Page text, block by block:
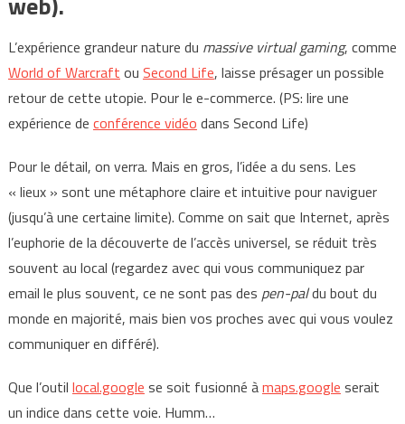
L’expérience grandeur nature du massive virtual gaming, comme
World of Warcraft ou Second Life, laisse présager un possible
retour de cette utopie. Pour le e-commerce. (PS: lire une
expérience de conférence vidéo dans Second Life)
Pour le détail, on verra. Mais en gros, l’idée a du sens. Les
« lieux » sont une métaphore claire et intuitive pour naviguer
(jusqu’à une certaine limite). Comme on sait que Internet, après
l’euphorie de la découverte de l’accès universel, se réduit très
souvent au local (regardez avec qui vous communiquez par
email le plus souvent, ce ne sont pas des pen-paldu bout du
monde en majorité, mais bien vos proches avec qui vous voulez
communiquer en différé).
Que l’outil local.google se soit fusionné àmaps.google serait
un indice dans cette voie. Humm…